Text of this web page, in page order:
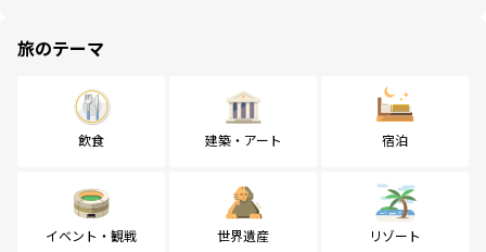
旅のテーマ
飲食 建築・アート 宿泊
イベント・観戦 世界遺産 リゾート